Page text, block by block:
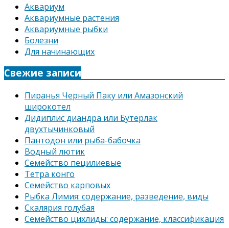
Аквариум
Аквариумные растения
Аквариумные рыбки
Болезни
Для начинающих
Свежие записи
Пиранья Черный Паку или Амазонский
широкотел
Дидиплис диандра или Бутерлак
двухтычинковый
Пантодон или рыба-бабочка
Водный лютик
Семейство пецилиевые
Тетра конго
Семейство карповых
Рыбка Лимия: содержание, разведение, виды
Скалярия голубая
Семейство цихлиды: содержание, классификация